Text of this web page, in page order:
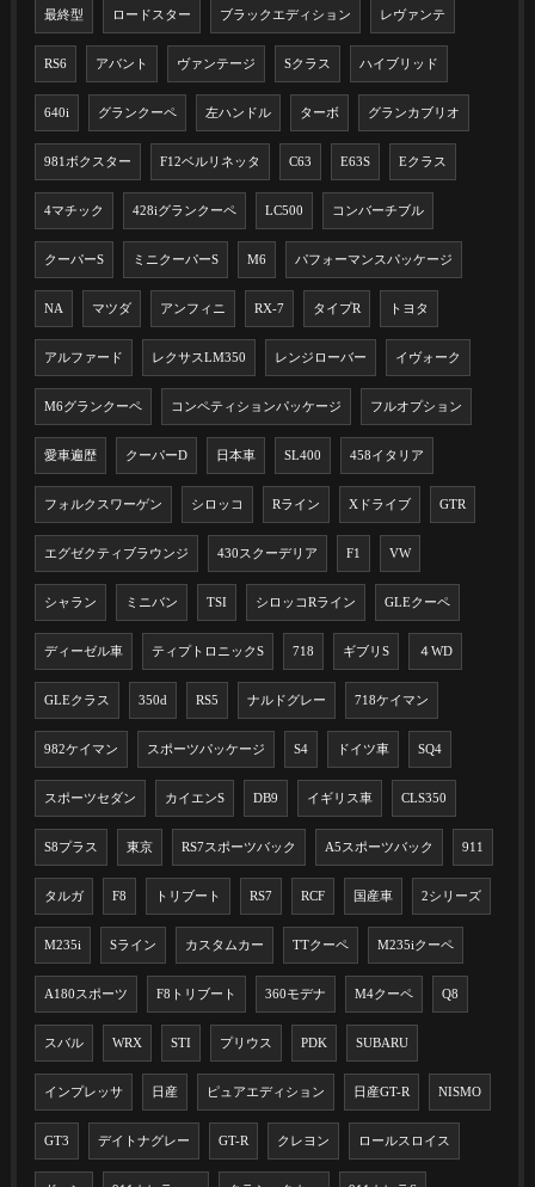
最終型 ロードスター ブラックエディション レヴァンテ
RS6 アバント ヴァンテージ Sクラス ハイブリッド
640i グランクーペ 左ハンドル ターボ グランカブリオ
981ボクスター F12ベルリネッタ C63 E63S Eクラス
4マチック 428iグランクーペ LC500 コンバーチブル
クーパーS ミニクーパーS M6 パフォーマンスパッケージ
NA マツダ アンフィニ RX-7 タイプR トヨタ
アルファード レクサスLM350 レンジローバー イヴォーク
M6グランクーペ コンペティションパッケージ フルオプション
愛車遍歴 クーパーD 日本車 SL400 458イタリア
フォルクスワーゲン シロッコ Rライン Xドライブ GTR
エグゼクティブラウンジ 430スクーデリア F1 VW
シャラン ミニバン TSI シロッコRライン GLEクーペ
ディーゼル車 ティプトロニックS 718 ギブリS ４WD
GLEクラス 350d RS5 ナルドグレー 718ケイマン
982ケイマン スポーツパッケージ S4 ドイツ車 SQ4
スポーツセダン カイエンS DB9 イギリス車 CLS350
S8プラス 東京 RS7スポーツバック A5スポーツバック 911
タルガ F8 トリブート RS7 RCF 国産車 2シリーズ
M235i Sライン カスタムカー TTクーペ M235iクーペ
A180スポーツ F8トリブート 360モデナ M4クーペ Q8
スバル WRX STI プリウス PDK SUBARU
インプレッサ 日産 ピュアエディション 日産GT-R NISMO
GT3 デイトナグレー GT-R クレヨン ロールスロイス